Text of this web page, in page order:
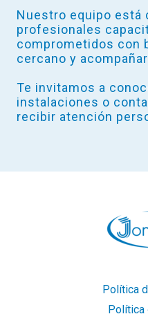
Nuestro equipo está
profesionales
comprometidos con
cercano y
Te invitamos a
instalaciones o
recibir atención
Política
Política